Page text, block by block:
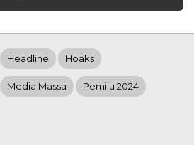
Headline Hoaks
Media Massa Pemilu 2024